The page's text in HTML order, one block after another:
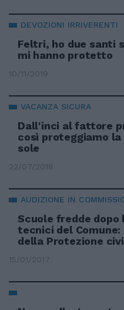
DEVOZIONI IRRIVERENTI
Feltri, ho due santi
mi hanno protetto
10/11/2019
VACANZA SICURA
Dall'inci al fattore
così proteggiamo
sole
22/07/2018
AUDIZIONE IN
Scuole fredde dopo
tecnici del Comune:
della Protezione
15/01/2017